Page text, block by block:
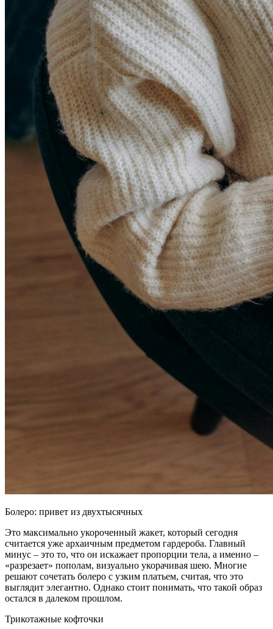
Болеро: привет из двухтысячных
Это максимально укороченный жакет, который сегодня
считается уже архаичным предметом гардероба. Главный
минус – это то, что он искажает пропорции тела, а именно –
«разрезает» пополам, визуально укорачивая шею. Многие
решают сочетать болеро с узким платьем, считая, что это
выглядит элегантно. Однако стоит понимать, что такой образ
остался в далеком прошлом.
Трикотажные кофточки